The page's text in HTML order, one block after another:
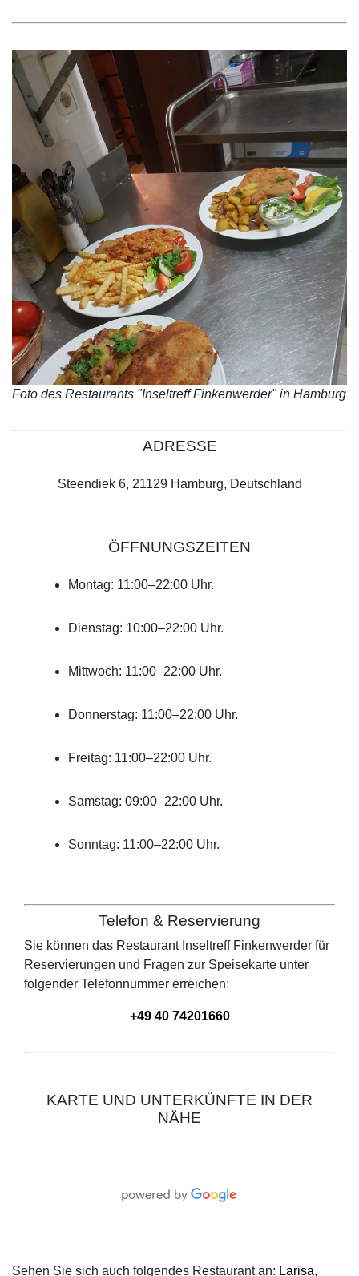
Foto des Restaurants "Inseltreff Finkenwerder" in Hamburg
ADRESSE
Steendiek 6, 21129 Hamburg, Deutschland
ÖFFNUNGSZEITEN
Montag: 11:00–22:00 Uhr.
Dienstag: 10:00–22:00 Uhr.
Mittwoch: 11:00–22:00 Uhr.
Donnerstag: 11:00–22:00 Uhr.
Freitag: 11:00–22:00 Uhr.
Samstag: 09:00–22:00 Uhr.
Sonntag: 11:00–22:00 Uhr.
Telefon & Reservierung
Sie können das Restaurant Inseltreff Finkenwerder für
Reservierungen und Fragen zur Speisekarte unter
folgender Telefonnummer erreichen:
+49 40 74201660
KARTE UND UNTERKÜNFTE IN DER
NÄHE
Sehen Sie sich auch folgendes Restaurant an: Larisa,